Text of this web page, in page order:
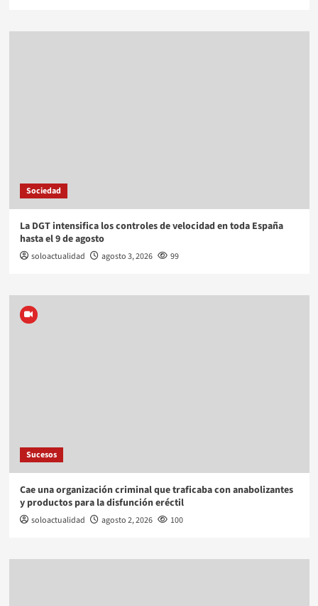
Sociedad
La DGT intensifica los controles de velocidad en toda España
hasta el 9 de agosto
soloactualidad agosto 3, 2026 99
Sucesos
Cae una organización criminal que traficaba con anabolizantes
y productos para la disfunción eréctil
soloactualidad agosto 2, 2026 100